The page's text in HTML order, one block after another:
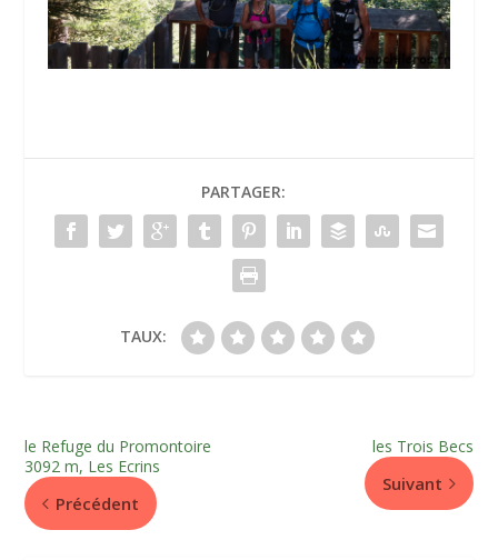
PARTAGER:
TAUX:
le Refuge du Promontoire
3092 m, Les Ecrins
Précédent
les Trois Becs
Suivant